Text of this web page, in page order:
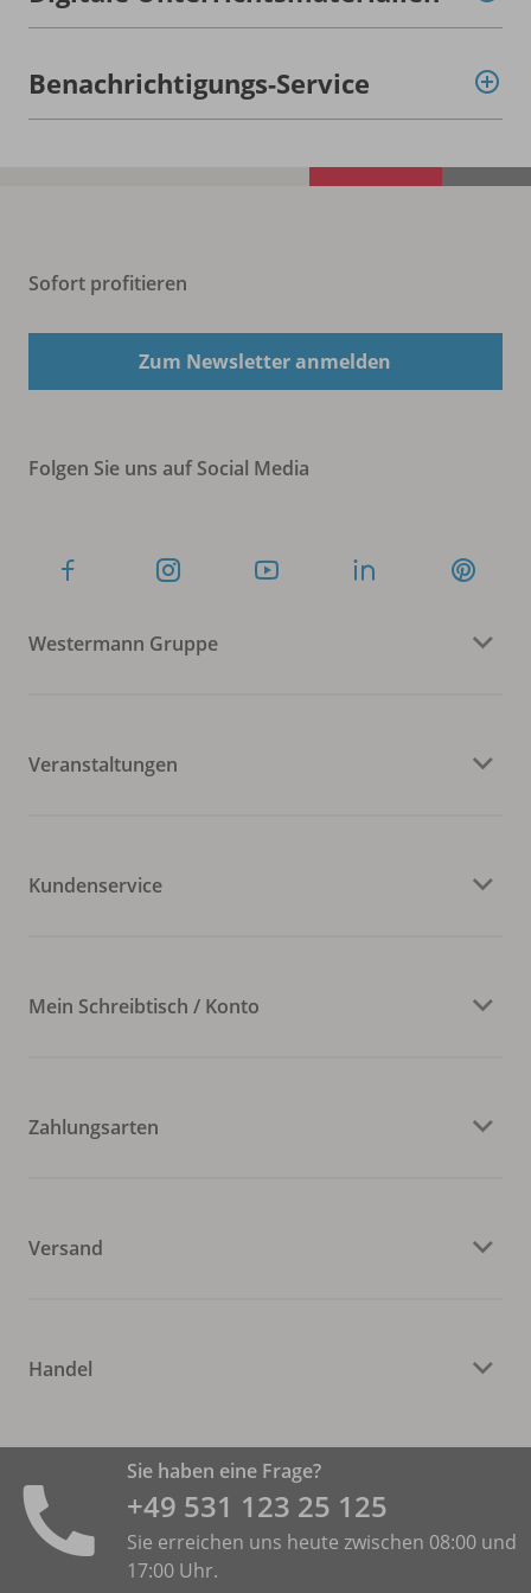
Benachrichtigungs-Service
Sofort profitieren
Zum Newsletter anmelden
Folgen Sie uns auf Social Media
Westermann Gruppe
Veranstaltungen
Kundenservice
Mein Schreibtisch / Konto
Zahlungsarten
Versand
Handel
Sie haben eine Frage?
+49 531 ­123 25 125
Sie erreichen uns heute zwischen 08:00 und
17:00 Uhr.